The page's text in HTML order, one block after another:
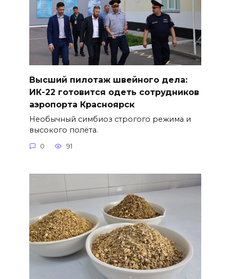
Высший пилотаж швейного дела:
ИК-22 готовится одеть сотрудников
аэропорта Красноярск
Необычный симбиоз строгого режима и
высокого полёта.
0 91